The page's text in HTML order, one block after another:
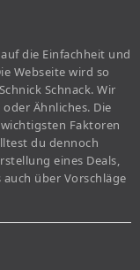
die Einfachheit und
Webseite wird so
Schnack. Wir
Ähnliches. Die
Faktoren
du dennoch
eines Deals,
über Vorschläge